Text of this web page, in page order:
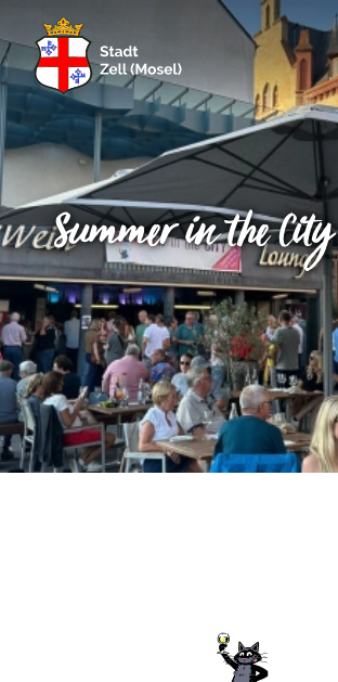
Summer in the City